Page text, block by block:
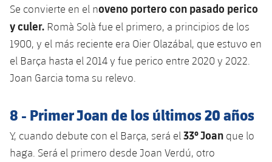
Se convierte en el noveno portero con pasado perico
y culer. Romà Solà fue el primero, a principios de los
1900, y el más reciente era Oier Olazábal, que estuvo en
el Barça hasta el 2014 y fue perico entre 2020 y 2022.
Joan Garcia toma su relevo.
8 - Primer Joan de los últimos 20 años
Y, cuando debute con el Barça, será el 33º Joan que lo
haga. Será el primero desde Joan Verdú, otro